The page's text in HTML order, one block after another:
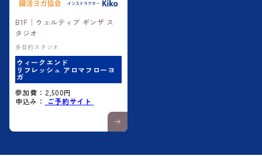
B1F│ウェルティブ ギンザ ス
タジオ
多目的スタジオ
ウィークエンド
リフレッシュ アロマフローヨ
ガ
参加費：2,500円
申込み：
ご予約サイト